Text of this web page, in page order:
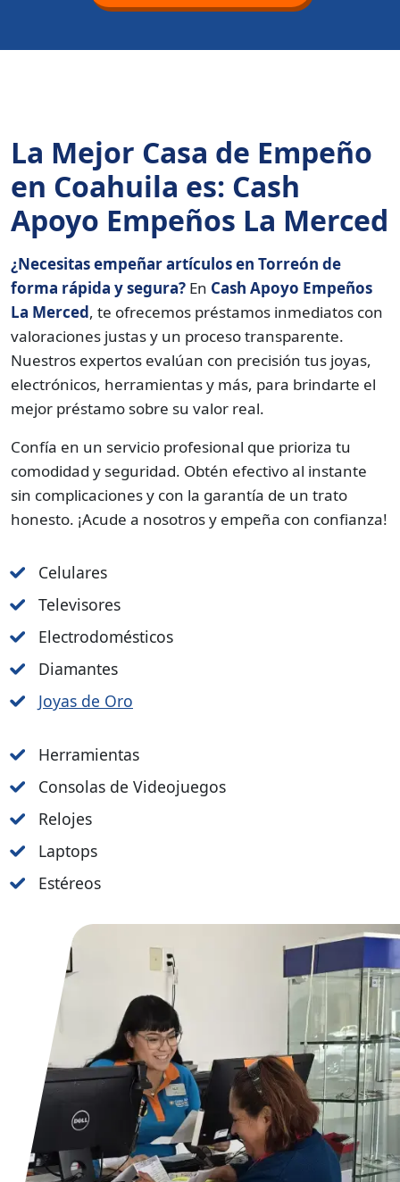
La Mejor Casa de Empeño
en Coahuila es: Cash
Apoyo Empeños La Merced
¿Necesitas empeñar artículos en Torreón de
forma rápida y segura? En Cash Apoyo Empeños
La Merced, te ofrecemos préstamos inmediatos con
valoraciones justas y un proceso transparente.
Nuestros expertos evalúan con precisión tus joyas,
electrónicos, herramientas y más, para brindarte el
mejor préstamo sobre su valor real.
Confía en un servicio profesional que prioriza tu
comodidad y seguridad. Obtén efectivo al instante
sin complicaciones y con la garantía de un trato
honesto. ¡Acude a nosotros y empeña con confianza!
Celulares
Televisores
Electrodomésticos
Diamantes
Joyas de Oro
Herramientas
Consolas de Videojuegos
Relojes
Laptops
Estéreos